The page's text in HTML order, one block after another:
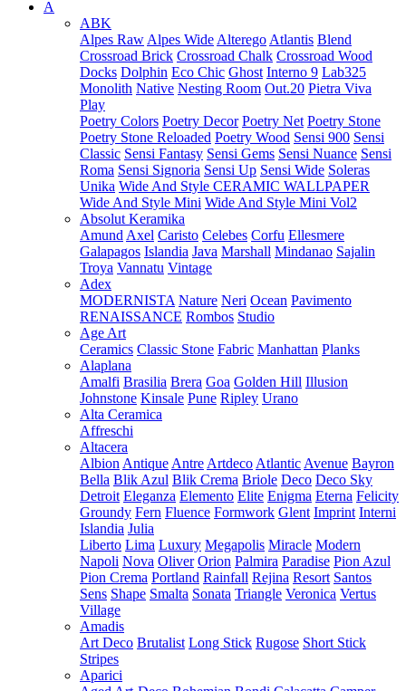
A
ABK
Alpes Raw Alpes Wide Alterego Atlantis Blend
Crossroad Brick Crossroad Chalk Crossroad Wood
Docks Dolphin Eco Chic Ghost Interno 9 Lab325
Monolith Native Nesting Room Out.20 Pietra Viva
Play
Poetry Colors Poetry Decor Poetry Net Poetry Stone
Poetry Stone Reloaded Poetry Wood Sensi 900 Sensi
Classic Sensi Fantasy Sensi Gems Sensi Nuance Sensi
Roma Sensi Signoria Sensi Up Sensi Wide Soleras
Unika Wide And Style CERAMIC WALLPAPER
Wide And Style Mini Wide And Style Mini Vol2
Absolut Keramika
Amund Axel Caristo Celebes Corfu Ellesmere
Galapagos Islandia Java Marshall Mindanao Sajalin
Troya Vannatu Vintage
Adex
MODERNISTA Nature Neri Ocean Pavimento
RENAISSANCE Rombos Studio
Age Art
Ceramics Classic Stone Fabric Manhattan Planks
Alaplana
Amalfi Brasilia Brera Goa Golden Hill Illusion
Johnstone Kinsale Pune Ripley Urano
Alta Ceramica
Affreschi
Altacera
Albion Antique Antre Artdeco Atlantic Avenue Bayron
Bella Blik Azul Blik Crema Briole Deco Deco Sky
Detroit Eleganza Elemento Elite Enigma Eterna Felicity
Groundy Fern Fluence Formwork Glent Imprint Interni
Islandia Julia
Liberto Lima Luxury Megapolis Miracle Modern
Napoli Nova Oliver Orion Palmira Paradise Pion Azul
Pion Crema Portland Rainfall Rejina Resort Santos
Sens Shape Smalta Sonata Triangle Veronica Vertus
Village
Amadis
Art Deco Brutalist Long Stick Rugose Short Stick
Stripes
Aparici